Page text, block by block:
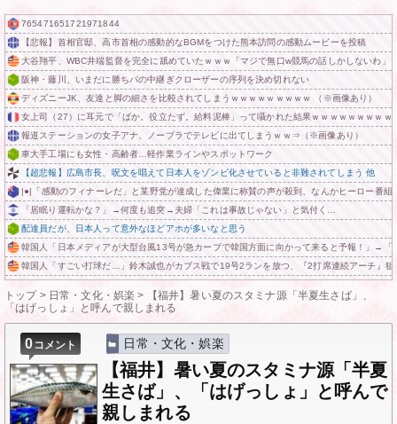
765471651721971844
【悲報】首相官邸、高市首相の感動的なBGMをつけた熊本訪問の感動ムービーを投稿
大谷翔平、WBC井端監督を完全に舐めていたｗｗｗ「マジで無口w競馬の話しかしないわ」
阪神・藤川、いまだに勝ちパの中継ぎクローザーの序列を決め切れない
ディズニーJK、友達と脚の細さを比較されてしまうｗｗｗｗｗｗｗｗｗ （※画像あり）
女上司（27）に耳元で「ばか。役立たず。給料泥棒」って囁かれた結果ｗｗｗｗｗｗｗｗｗ
報道ステーションの女子アナ、ノーブラでテレビに出てしまうｗｗ⇒（※画像あり）
車大手工場にも女性・高齢者…軽作業ラインやスポットワーク
【超悲報】広島市長、呪文を唱えて日本人をゾンビ化させていると非難されてしまう 他
|●|「感動のフィナーレだ」と某野党が達成した偉業に称賛の声が殺到、なんかヒーロー番
「居眠り運転かな？」→何度も追突→夫婦「これは事故じゃない」と気付く…
配達員だが、日本人って意外なほどアホが多いなと思う
韓国人「日本メディアが大型台風13号が急カーブで韓国方面に向かって来ると予報！」→
韓国人「すごい打球だ…」鈴木誠也がカブス戦で19号2ランを放つ、『2打席連続アーチ』
トップ> 日常・文化・娯楽 >
【福井】暑い夏のスタミナ源「半夏生さば」、
「はげっしょ」と呼んで親しまれる
0コメント 日常・文化・娯楽
【福井】暑い夏のスタミナ源「半夏
生さば」、「はげっしょ」と呼んで
親しまれる